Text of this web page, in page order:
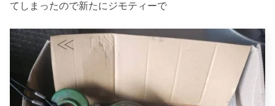
てしまったので新たにジモティーで